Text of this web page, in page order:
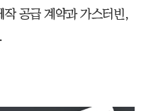
공급 계약과 가스터빈,